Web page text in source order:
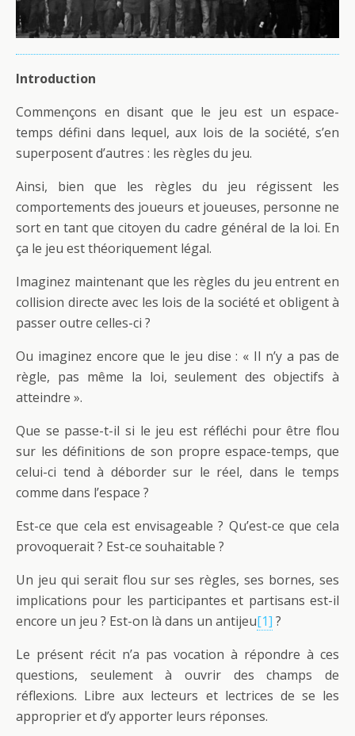
Introduction
Commençons en disant que le jeu est un espace-
temps défini dans lequel, aux lois de la société, s’en
superposent d’autres : les règles du jeu.
Ainsi, bien que les règles du jeu régissent les
comportements des joueurs et joueuses, personne ne
sort en tant que citoyen du cadre général de la loi. En
ça le jeu est théoriquement légal.
Imaginez maintenant que les règles du jeu entrent en
collision directe avec les lois de la société et obligent à
passer outre celles-ci ?
Ou imaginez encore que le jeu dise : « Il n’y a pas de
règle, pas même la loi, seulement des objectifs à
atteindre ».
Que se passe-t-il si le jeu est réfléchi pour être flou
sur les définitions de son propre espace-temps, que
celui-ci tend à déborder sur le réel, dans le temps
comme dans l’espace ?
Est-ce que cela est envisageable ? Qu’est-ce que cela
provoquerait ? Est-ce souhaitable ?
Un jeu qui serait flou sur ses règles, ses bornes, ses
implications pour les participantes et partisans est-il
encore un jeu ? Est-on là dans un antijeu[1] ?
Le présent récit n’a pas vocation à répondre à ces
questions, seulement à ouvrir des champs de
réflexions. Libre aux lecteurs et lectrices de se les
approprier et d’y apporter leurs réponses.